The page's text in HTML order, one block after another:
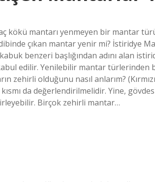
kökü mantarı yenmeyen bir mantar
çıkan mantar yenir mi? İstiridye
benzeri başlığından adını alan
edilir. Yenilebilir mantar
zehirli olduğunu nasıl anlarım?
kısmı da değerlendirilmelidir. Yine,
Birçok zehirli mantar…